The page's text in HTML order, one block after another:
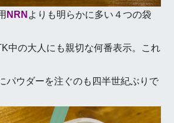
NRN よりも明らかに多い４つの袋
中の大人にも親切な何番表示。これ
パウダーを注ぐのも四半世紀ぶりで